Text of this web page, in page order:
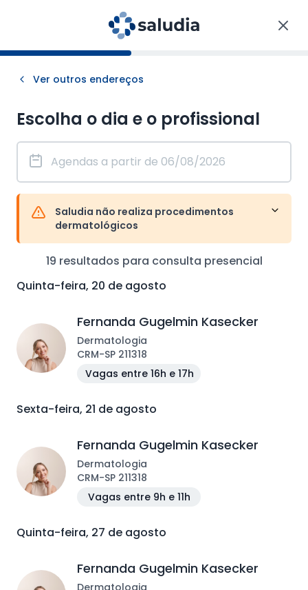
Ver outros endereços
Escolha o dia e o profissional
Saludia não realiza procedimentos
dermatológicos
19 resultados para consulta presencial
Quinta-feira, 20 de agosto
Fernanda Gugelmin Kasecker
Dermatologia
CRM-SP 211318
Vagas entre 16h e 17h
Sexta-feira, 21 de agosto
Fernanda Gugelmin Kasecker
Dermatologia
CRM-SP 211318
Vagas entre 9h e 11h
Quinta-feira, 27 de agosto
Fernanda Gugelmin Kasecker
Dermatologia